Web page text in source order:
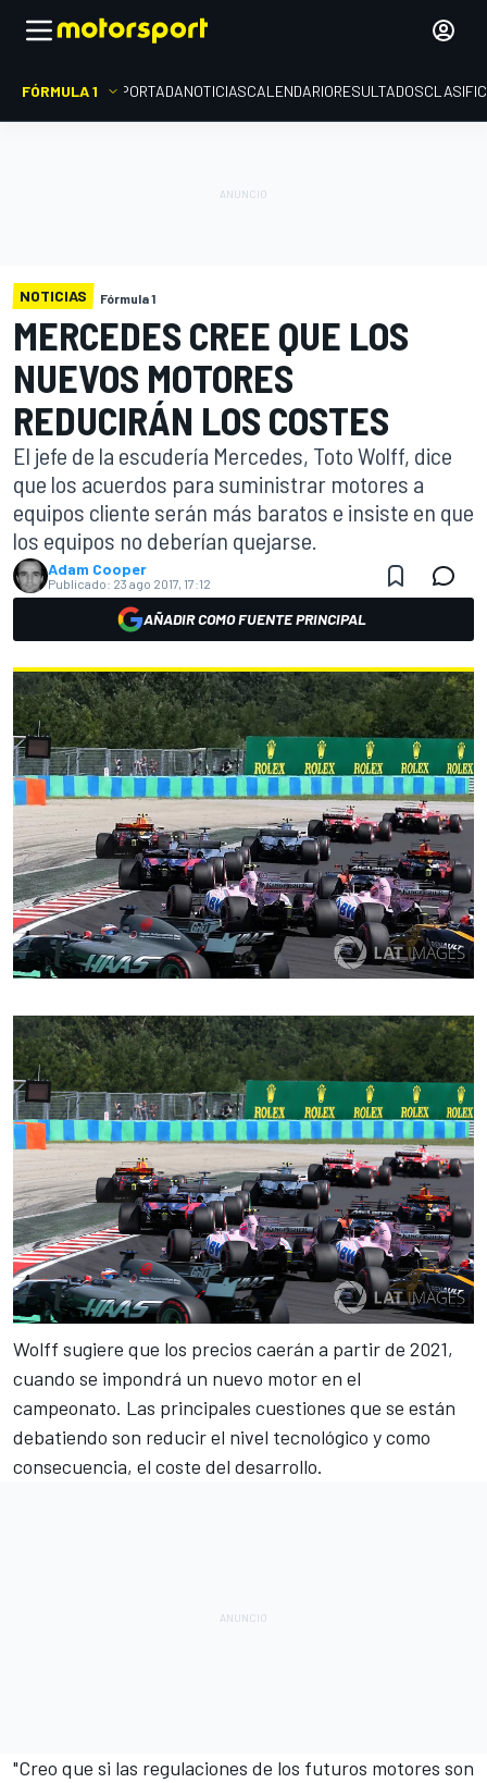
FÓRMULA 1 PORTADANOTICIASCALENDARIORESULTADOS
NOTICIAS Fórmula 1
MERCEDES CREE QUE LOS
NUEVOS MOTORES
REDUCIRÁN LOS COSTES
El jefe de la escudería Mercedes, Toto Wolff, dice
que los acuerdos para suministrar motores a
equipos cliente serán más baratos e insiste en que
los equipos no deberían quejarse.
Adam Cooper
Publicado: 23 ago 2017, 17:12
AÑADIR COMO FUENTE PRINCIPAL
Wolff sugiere que los precios caerán a partir de 2021,
cuando se impondrá un nuevo motor en el
campeonato. Las principales cuestiones que se están
debatiendo son reducir el nivel tecnológico y como
consecuencia, el coste del desarrollo.
"Creo que si las regulaciones de los futuros motores son